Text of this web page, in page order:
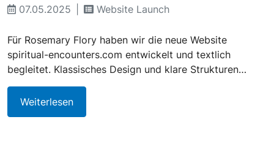
07.05.2025 Website Launch
Für Rosemary Flory haben wir die neue Website
spiritual-encounters.com entwickelt und textlich
begleitet. Klassisches Design und klare Strukturen…
Weiterlesen